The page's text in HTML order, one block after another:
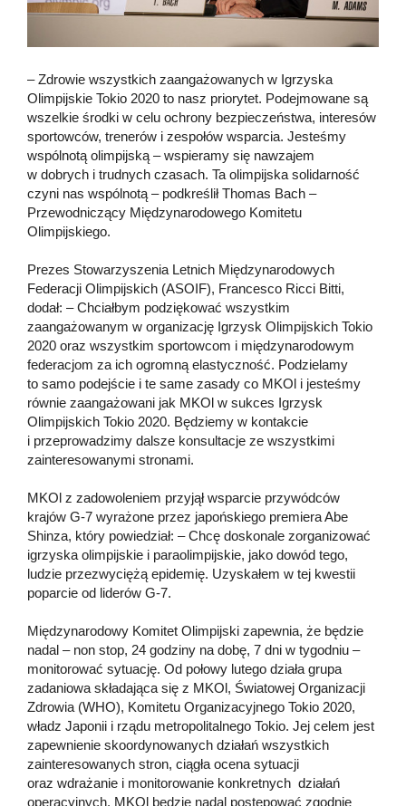
– Zdrowie wszystkich zaangażowanych w Igrzyska
Olimpijskie Tokio 2020 to nasz priorytet. Podejmowane są
wszelkie środki w celu ochrony bezpieczeństwa, interesów
sportowców, trenerów i zespołów wsparcia. Jesteśmy
wspólnotą olimpijską – wspieramy się nawzajem
w dobrych i trudnych czasach. Ta olimpijska solidarność
czyni nas wspólnotą – podkreślił Thomas Bach –
Przewodniczący Międzynarodowego Komitetu
Olimpijskiego.
Prezes Stowarzyszenia Letnich Międzynarodowych
Federacji Olimpijskich (ASOIF), Francesco Ricci Bitti,
dodał: – Chciałbym podziękować wszystkim
zaangażowanym w organizację Igrzysk Olimpijskich Tokio
2020 oraz wszystkim sportowcom i międzynarodowym
federacjom za ich ogromną elastyczność. Podzielamy
to samo podejście i te same zasady co MKOl i jesteśmy
równie zaangażowani jak MKOl w sukces Igrzysk
Olimpijskich Tokio 2020. Będziemy w kontakcie
i przeprowadzimy dalsze konsultacje ze wszystkimi
zainteresowanymi stronami.
MKOl z zadowoleniem przyjął wsparcie przywódców
krajów G-7 wyrażone przez japońskiego premiera Abe
Shinza, który powiedział: – Chcę doskonale zorganizować
igrzyska olimpijskie i paraolimpijskie, jako dowód tego,
ludzie przezwyciężą epidemię. Uzyskałem w tej kwestii
poparcie od liderów G-7.
Międzynarodowy Komitet Olimpijski zapewnia, że będzie
nadal – non stop, 24 godziny na dobę, 7 dni w tygodniu –
monitorować sytuację. Od połowy lutego działa grupa
zadaniowa składająca się z MKOl, Światowej Organizacji
Zdrowia (WHO), Komitetu Organizacyjnego Tokio 2020,
władz Japonii i rządu metropolitalnego Tokio. Jej celem jest
zapewnienie skoordynowanych działań wszystkich
zainteresowanych stron, ciągła ocena sytuacji
oraz wdrażanie i monitorowanie konkretnych działań
operacyjnych. MKOl będzie nadal postępować zgodnie